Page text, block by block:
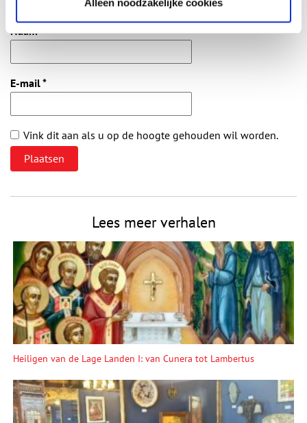
Alleen noodzakelijke cookies
Naam*
E-mail*
Vink dit aan als u op de hoogte gehouden wil worden.
Lees meer verhalen
Heiligen van de Lage Landen I: van Cunera tot Lambertus